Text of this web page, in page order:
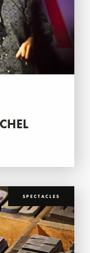
SPECTACLES